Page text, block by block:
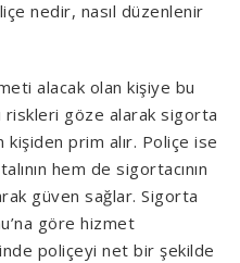
nedir, nasıl düzenlenir
alacak olan kişiye bu
riskleri göze alarak sigorta
prim alır. Poliçe ise
hem de sigortacının
güven sağlar. Sigorta
göre hizmet
poliçeyi net bir şekilde